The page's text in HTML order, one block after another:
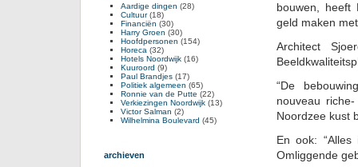
bouwen, heeft
geld maken
Architect
“De
nouveau
Noordzee kust
En ook:
Omliggende
Aardige dingen (28)
Cultuur(18)
Financiën (30)
Harry Groen (30)
Hoofdpersonen (154)
Horeca (32)
Hotels Noordwijk (16)
Kuuroord (9)
Paul Brandjes (17)
Politiek algemeen (65)
Ronnie van de Putte (22)
Verkiezingen Noordwijk (13)
Victor Salman (2)
Wilhelmina Boulevard (45)
archieven